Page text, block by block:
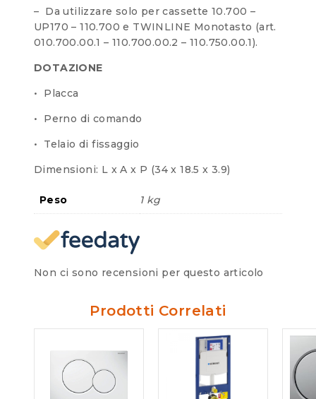
– Da utilizzare solo per cassette 10.700 –
UP170 – 110.700 e TWINLINE Monotasto (art.
010.700.00.1 – 110.700.00.2 – 110.750.00.1).
DOTAZIONE
• Placca
• Perno di comando
• Telaio di fissaggio
Dimensioni: L x A x P (34 x 18.5 x 3.9)
Peso 1 kg
Non ci sono recensioni per questo articolo
Prodotti Correlati